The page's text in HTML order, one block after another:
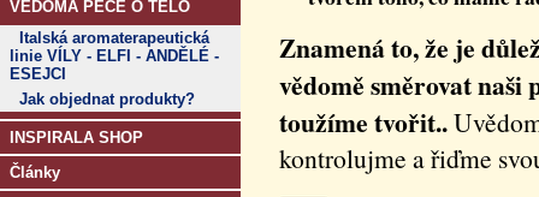
VĚDOMÁ PÉČE O TĚLO
Italská aromaterapeutická
linie VÍLY - ELFI - ANDĚLÉ -
ESEJCI
Jak objednat produkty?
INSPIRALA SHOP
Články
Znamená to, že je
vědomě směrovat naši
toužíme tvořit..
kontrolujme a řiďme